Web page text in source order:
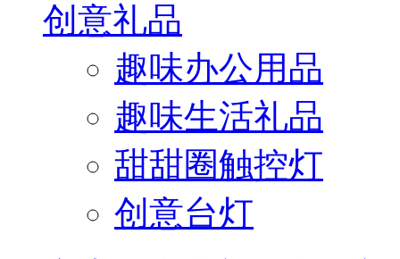
创意礼品
趣味办公用品
趣味生活礼品
甜甜圈触控灯
创意台灯